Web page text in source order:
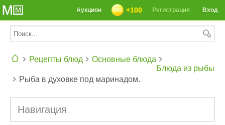
СЕГОДНЯ: 39142 РЕЦЕПТА
Вход
Регистрация
+100
Аукцион
Рецепты блюд
Основные блюда
Блюда из рыбы
Рыба в духовке под маринадом.
Навигация